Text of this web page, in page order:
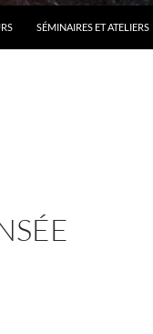
SÉMINAIRES ET ATELIERS